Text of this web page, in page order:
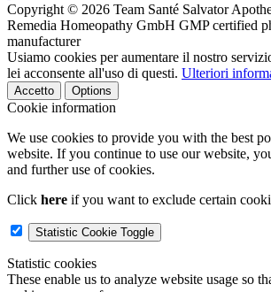
Copyright © 2026 Team Santé Salvator
Remedia Homeopathy GmbH GMP certified
manufacturer
Usiamo cookies per aumentare il nostro
lei acconsente all'uso di questi. Ulteriori
Accetto Options
Cookie information
We use cookies to provide you with the best
website. If you continue to use our website,
and further use of cookies.
Click here if you want to exclude certain
Statistic Cookie Toggle
Statistic cookies
These enable us to analyze website usage so